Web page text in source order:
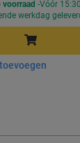
voorraad Vóór 15:30
werkdag
winkelwagen